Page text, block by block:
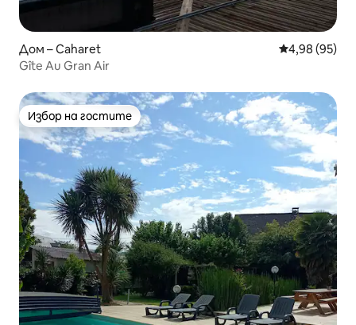
Дом – Caharet Средна
4,98 (95)
Gîte Au Gran Air
Избор на гостите
Избор на гостите